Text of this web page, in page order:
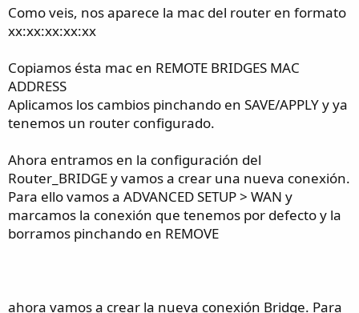
Como veis, nos aparece la mac del router en formato
xx:xx:xx:xx:xx
Copiamos ésta mac en REMOTE BRIDGES MAC
ADDRESS
Aplicamos los cambios pinchando en SAVE/APPLY y ya
tenemos un router configurado.
Ahora entramos en la configuración del
Router_BRIDGE y vamos a crear una nueva conexión.
Para ello vamos a ADVANCED SETUP > WAN y
marcamos la conexión que tenemos por defecto y la
borramos pinchando en REMOVE
ahora vamos a crear la nueva conexión Bridge. Para